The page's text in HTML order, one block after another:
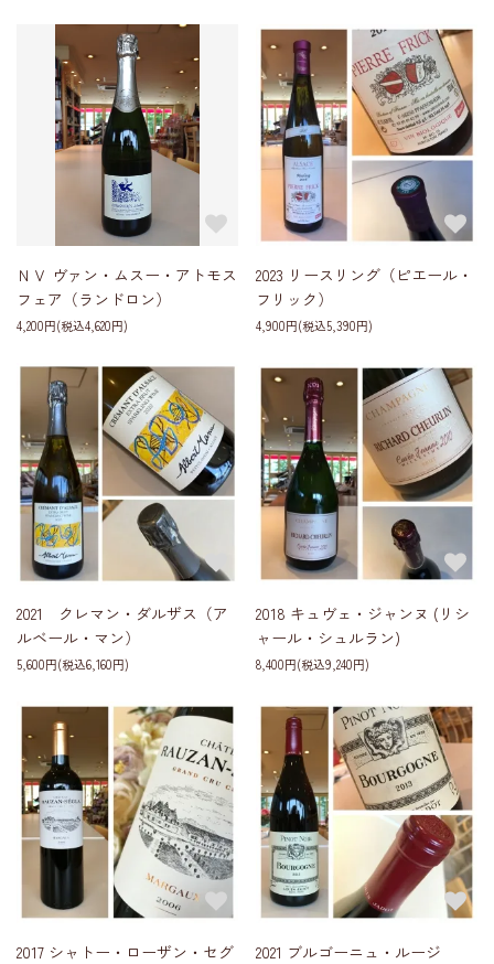
ＮＶ ヴァン・ムスー・アトモス
フェア（ランドロン）
4,200円(税込4,620円)
2023 リースリング（ピエール・
フリック）
4,900円(税込5,390円)
2021 クレマン・ダルザス（ア
ルベール・マン）
5,600円(税込6,160円)
2018 キュヴェ・ジャンヌ (リシ
ャール・シュルラン)
8,400円(税込9,240円)
2017 シャトー・ローザン・セグ
2021 ブルゴーニュ・ルージ